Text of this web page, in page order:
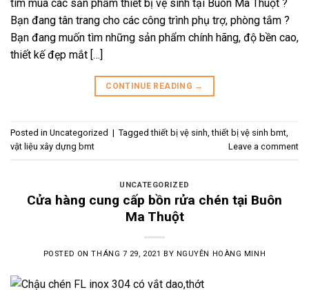
tìm mua các sản phẩm thiết bị vệ sinh tại Buôn Ma Thuột ?
Bạn đang tân trang cho các công trình phụ trợ, phòng tắm ?
Bạn đang muốn tìm những sản phẩm chính hãng, độ bền cao,
thiết kế đẹp mắt […]
CONTINUE READING →
Posted in Uncategorized | Taggedthiết bị vệ sinh ,thiết bị vệ sinh bmt
vật liệu xây dựng bmt
Leave a comment
UNCATEGORIZED
Cửa hàng cung cấp bồn rửa chén tại Buôn
Ma Thuột
POSTED ONTHÁNG 7 29, 2021 BY NGUYÊN HOÀNG MINH